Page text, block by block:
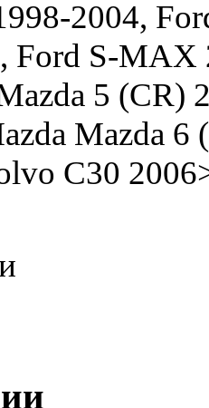
2004,
Ford S-MAX
5 (CR)
Mazda
C30